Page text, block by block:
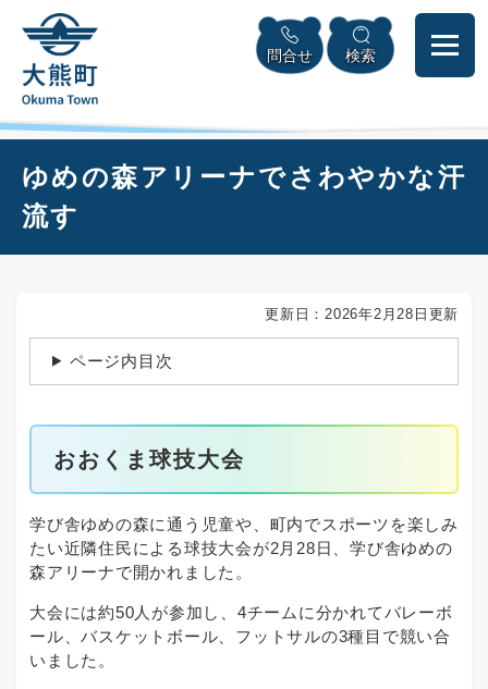
頭
メニューを飛ばして本文へ
問合せ 検索
ゆめの森アリーナでさわやかな汗
流す
更新日：2026年2月28日更新
ページ内目次
おおくま球技大会
学び舎ゆめの森に通う児童や、町内でスポーツを楽しみ
たい近隣住民による球技大会が2月28日、学び舎ゆめの
森アリーナで開かれました。
大会には約50人が参加し、4チームに分かれてバレーボ
ール、バスケットボール、フットサルの3種目で競い合
いました。